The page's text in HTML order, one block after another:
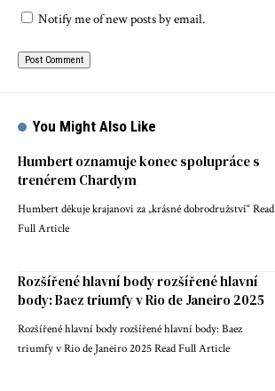
Notify me of new posts by email.
You Might Also Like
Humbert oznamuje konec spolupráce s
trenérem Chardym
Humbert děkuje krajanovi za „krásné dobrodružství“ Read
Full Article
Rozšířené hlavní body rozšířené hlavní
body: Baez triumfy v Rio de Janeiro 2025
Rozšířené hlavní body rozšířené hlavní body: Baez
triumfy v Rio de Janeiro 2025 Read Full Article